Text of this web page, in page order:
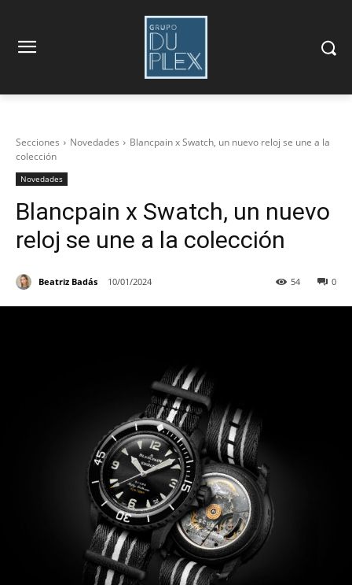
Secciones Novedades
Blancpain x Swatch, un nuevo reloj se une a la
colección
Novedades
Blancpain x Swatch, un nuevo
reloj se une a la colección
Beatriz Badás 10/01/2024 0
54